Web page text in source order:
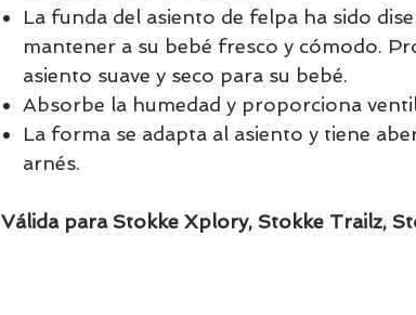
La funda del asiento de felpa ha sido
mantener a su bebé fresco y cómodo.
asiento suave y seco para su bebé.
Absorbe la humedad y proporciona
La forma se adapta al asiento y tiene
arnés.
Válida para Stokke Xplory, Stokke Trailz,